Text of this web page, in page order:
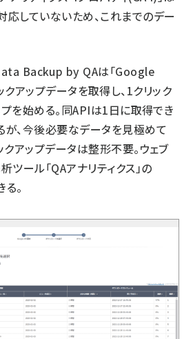
していないため、これまでのデー
Backup by QAは「Google
アップデータを取得し、1クリック
を始める。同APIは1日に取得でき
が、今後必要なデータを見極めて
クアップデータは整形不要。ウェブ
ツール「QAアナリティクス」の
。